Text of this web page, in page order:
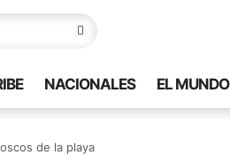
NACIONALES EL MUNDO
de la playa